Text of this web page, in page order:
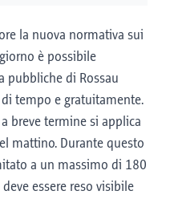
la nuova normativa sui
è possibile
pubbliche di Rossau
tempo e gratuitamente.
breve termine si applica
mattino. Durante questo
a un massimo di 180
essere reso visibile